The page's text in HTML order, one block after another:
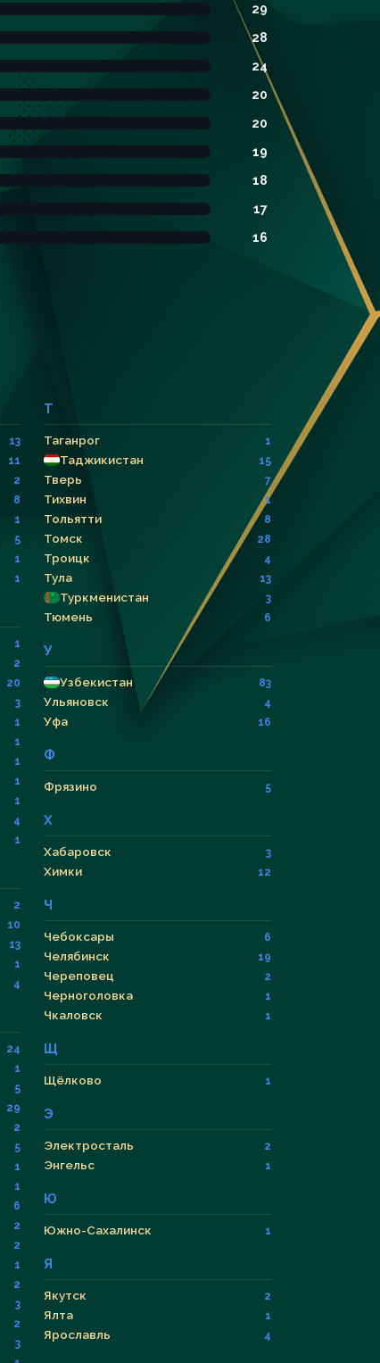
29
28
24
20
20
19
18
17
16
13
11
2
8
1
5
1
1
1
2
20
3
1
1
1
1
1
4
1
2
10
13
1
4
24
1
5
29
2
5
1
1
6
2
2
1
2
3
2
3
Т
Таганрог 1
Таджикистан 15
Тверь 7
Тихвин 1
Тольятти 8
Томск 28
Троицк 4
Тула 13
Туркменистан 3
Тюмень 6
У
Узбекистан 83
Ульяновск 4
Уфа 16
Ф
Фрязино 5
Х
Хабаровск 3
Химки 12
Ч
Чебоксары 6
Челябинск 19
Череповец 2
Черноголовка 1
Чкаловск 1
Щ
Щёлково 1
Э
Электросталь 2
Энгельс 1
Ю
Южно-Сахалинск 1
Я
Якутск 2
Ялта 1
Ярославль 4